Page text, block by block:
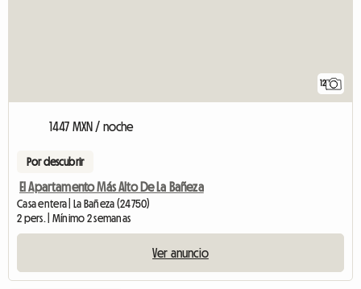
12
1447 MXN / noche
Por descubrir
El Apartamento Más Alto De La Bañeza
Casa entera | La Bañeza (24750)
2 pers. | Mínimo 2 semanas
Ver anuncio